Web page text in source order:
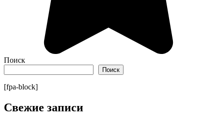
Поиск
Поиск
[fpa-block]
Свежие записи